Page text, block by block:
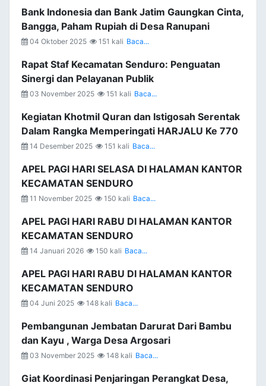
Bank Indonesia dan Bank Jatim Gaungkan Cinta,
Bangga, Paham Rupiah di Desa Ranupani
04 Oktober 2025 151 kali Baca...
Rapat Staf Kecamatan Senduro: Penguatan
Sinergi dan Pelayanan Publik
03 November 2025 151 kali Baca...
Kegiatan Khotmil Quran dan Istigosah Serentak
Dalam Rangka Memperingati HARJALU Ke 770
14 Desember 2025 151 kali Baca...
APEL PAGI HARI SELASA DI HALAMAN KANTOR
KECAMATAN SENDURO
11 November 2025 150 kali Baca...
APEL PAGI HARI RABU DI HALAMAN KANTOR
KECAMATAN SENDURO
14 Januari 2026 150 kali Baca...
APEL PAGI HARI RABU DI HALAMAN KANTOR
KECAMATAN SENDURO
04 Juni 2025 148 kali Baca...
Pembangunan Jembatan Darurat Dari Bambu
dan Kayu , Warga Desa Argosari
03 November 2025 148 kali Baca...
Giat Koordinasi Penjaringan Perangkat Desa,